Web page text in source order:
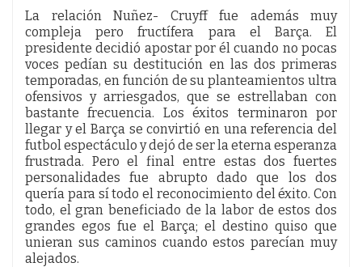
La relación Nuñez- Cruyff fue además muy
compleja pero fructífera para el Barça. El
presidente decidió apostar por él cuando no pocas
voces pedían su destitución en las dos primeras
temporadas, en función de su planteamientos ultra
ofensivos y arriesgados, que se estrellaban con
bastante frecuencia. Los éxitos terminaron por
llegar y el Barça se convirtió en una referencia del
futbol espectáculo y dejó de ser la eterna esperanza
frustrada. Pero el final entre estas dos fuertes
personalidades fue abrupto dado que los dos
quería para sí todo el reconocimiento del éxito. Con
todo, el gran beneficiado de la labor de estos dos
grandes egos fue el Barça; el destino quiso que
unieran sus caminos cuando estos parecían muy
alejados.